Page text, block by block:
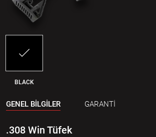
BLACK
GENEL BİLGİLER GARANTİ
.308 Win Tüfek